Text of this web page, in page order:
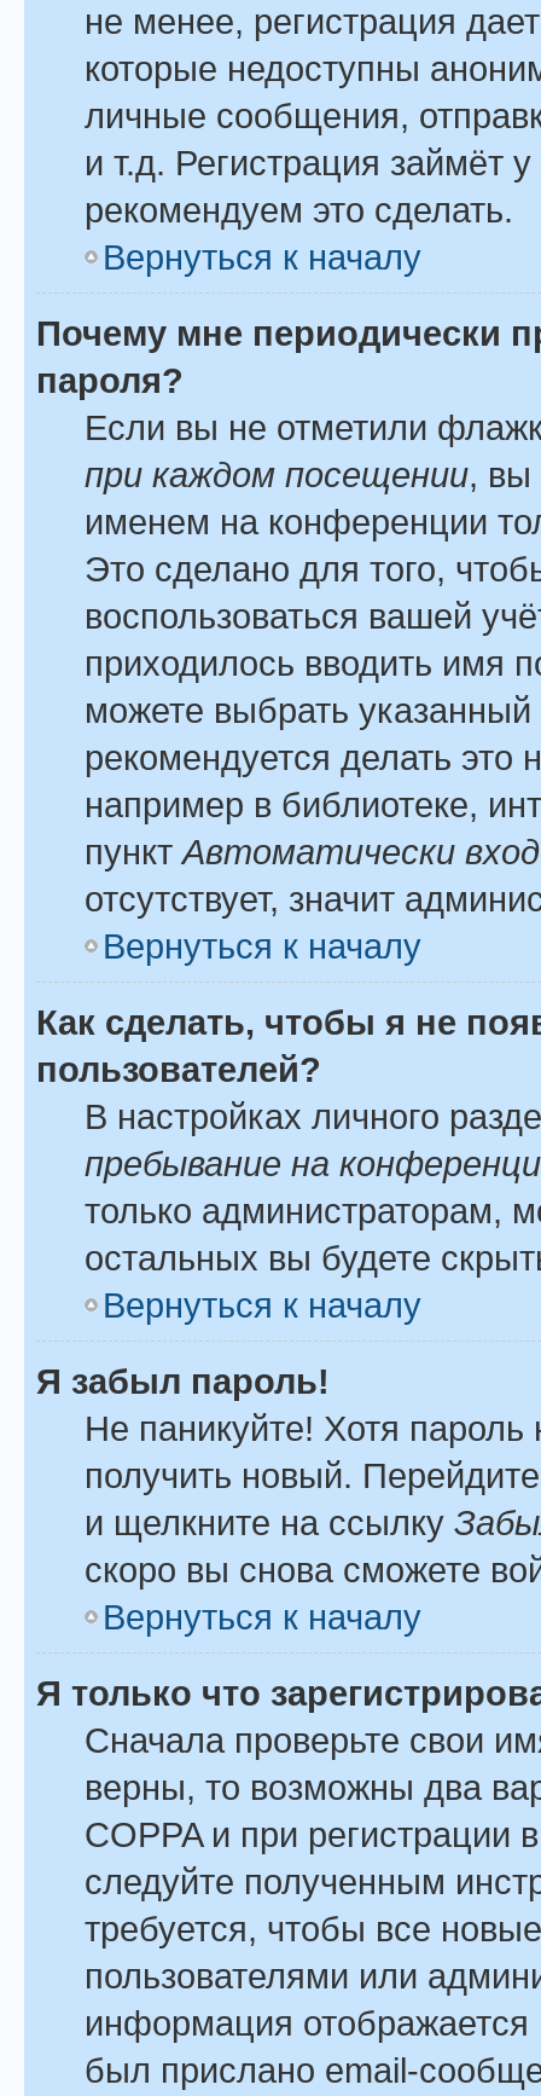
не менее, регистрация
которые недоступны
личные сообщения,
и т.д. Регистрация займёт
рекомендуем это сделать.
Вернуться к началу
Почему мне периодически
пароля?
Если вы не отметили
при каждом посещении, вы
именем на конференции
Это сделано для того,
воспользоваться вашей
приходилось вводить имя
можете выбрать
рекомендуется делать
например в библиотеке,
пунктАвтоматически
отсутствует, значит
Вернуться к началу
Как сделать, чтобы я не
пользователей?
В настройках личного
пребывание на
только администраторам,
остальных вы будете
Вернуться к началу
Я забыл пароль!
Не паникуйте! Хотя пароль
получить новый.
и щелкните на ссылку
скоро вы снова сможете
Вернуться к началу
Я только что
Сначала проверьте свои
верны, то возможны два
COPPA и при регистрации
следуйте полученным
требуется, чтобы все
пользователями или
информация отображается
был прислано email-